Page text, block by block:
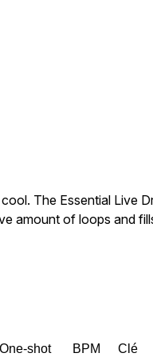
The Essential Live
amount of loops and
of
shot BPM Clé